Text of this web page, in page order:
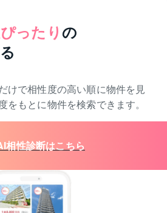
ったり の
けで相性度の高い順に物件を 見
をもとに物件を検索できます。
相性診断はこちら